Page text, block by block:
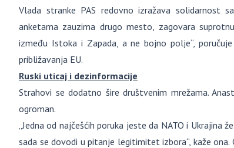
Vlada stranke PAS redovno izražava solidarnost
anketama zauzima drugo mesto, zagovara
između Istoka i Zapada, a ne bojno polje“,
približavanja EU.
Ruski uticaj i dezinformacije
Strahovi se dodatno šire društvenim mrežama.
ogroman.
„Jedna od najčešćih poruka jeste da NATO i Ukrajina
sada se dovodi u pitanje legitimitet izbora“, kaže